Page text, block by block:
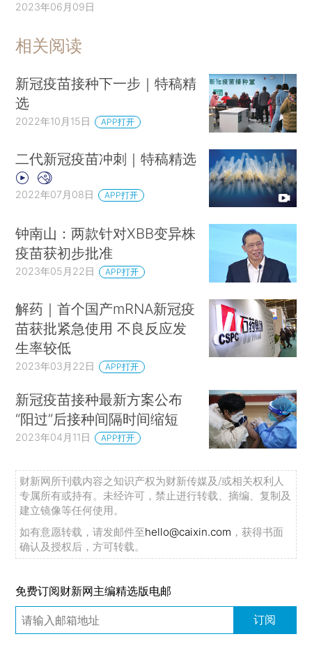
2023年06月09日
相关阅读
新冠疫苗接种下一步｜特稿精
选
2022年10月15日 APP打开
二代新冠疫苗冲刺｜特稿精选
2022年07月08日 APP打开
钟南山：两款针对XBB变异株
疫苗获初步批准
2023年05月22日 APP打开
解药｜首个国产mRNA新冠疫
苗获批紧急使用 不良反应发
生率较低
2023年03月22日 APP打开
新冠疫苗接种最新方案公布
“阳过”后接种间隔时间缩短
2023年04月11日 APP打开
财新网所刊载内容之知识产权为财新传媒及/或相关权利人
专属所有或持有。未经许可，禁止进行转载、摘编、复制及
建立镜像等任何使用。
如有意愿转载，请发邮件至hello@caixin.com ，获得书面
确认及授权后，方可转载。
免费订阅财新网主编精选版电邮
订阅